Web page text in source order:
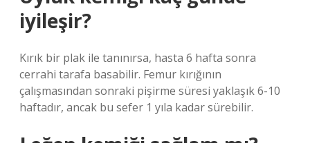
iyileşir?
Kırık bir plak ile tanınırsa, hasta 6 hafta sonra
cerrahi tarafa basabilir. Femur kırığının
çalışmasından sonraki pişirme süresi yaklaşık 6-10
haftadır, ancak bu sefer 1 yıla kadar sürebilir.